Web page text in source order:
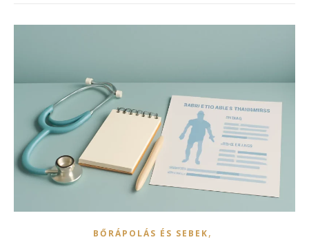
BŐRÁPOLÁS ÉS SEBEK,